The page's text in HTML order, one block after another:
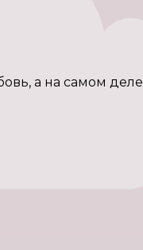
а на самом деле